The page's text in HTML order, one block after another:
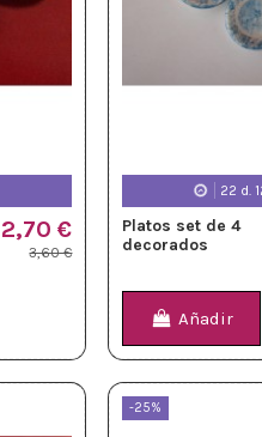
2,70 €
3,60 €
22 d.
Platos set de 4
decorados
Añadir
-25%